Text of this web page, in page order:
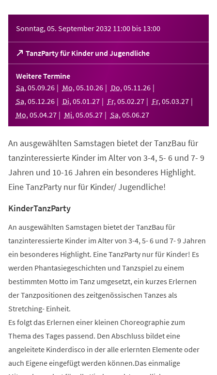
Sonntag, 05. September 2032 11:00 bis 13:00
TanzParty für Kinder und Jugendliche
(Öffnet
in
einem
neuen
Tab)
Weitere Termine
Sa, 05.09.26 Mo, 05.10.26 Do, 05.11 .26
Sa, 05.12.26 Di, 05.01 .27 Fr, 05.02.27 Fr, 05.03.27
Mo, 05.04.27 Mi, 05.05.27 Sa, 05.06.27
An ausgewählten Samstagen bietet der TanzBau für
tanzinteressierte Kinder im Alter von 3-4, 5- 6 und 7- 9
Jahren und 10-16 Jahren ein besonderes Highlight.
Eine TanzParty nur für Kinder/ Jugendliche!
KinderTanzParty
An ausgewählten Samstagen bietet der TanzBau für
tanzinteressierte Kinder im Alter von 3-4, 5- 6 und 7- 9 Jahren
ein besonderes Highlight. Eine TanzParty nur für Kinder! Es
werden Phantasiegeschichten und Tanzspiel zu einem
bestimmten Motto im Tanz umgesetzt, ein kurzes Erlernen
der Tanzpositionen des zeitgenössischen Tanzes als
Stretching- Einheit.
Es folgt das Erlernen einer kleinen Choreographie zum
Thema des Tages passend. Den Abschluss bildet eine
angeleitete Kinderdisco in der alle erlernten Elemente oder
auch Eigene eingefügt werden können.Das einmalige